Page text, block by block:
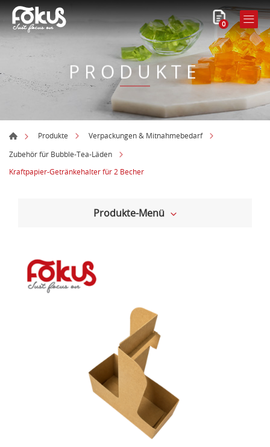
0
PRODUKTE
Produkte
Verpackungen & Mitnahmebedarf
Zubehör für Bubble-Tea-Läden
Kraftpapier-Getränkehalter für 2 Becher
Produkte-Menü